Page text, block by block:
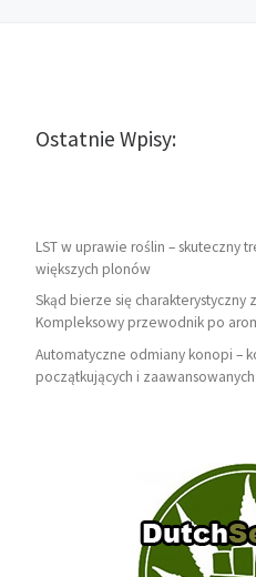
Ostatnie Wpisy:
LST w uprawie roślin – skuteczny
większych plonów
Skąd bierze się charakterystyczny
Kompleksowy przewodnik po
Automatyczne odmiany konopi –
początkujących i zaawansowanych